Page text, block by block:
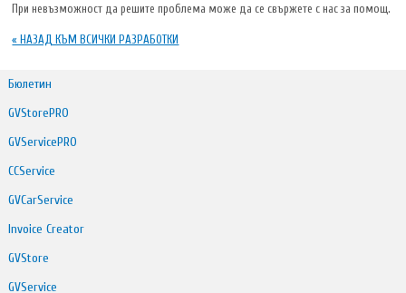
При невъзможност да решите проблема може да се свържете с нас за помощ.
« НАЗАД КЪМ ВСИЧКИ РАЗРАБОТКИ
Бюлетин
GVStorePRO
GVServicePRO
CCService
GVCarService
Invoice Creator
GVStore
GVService